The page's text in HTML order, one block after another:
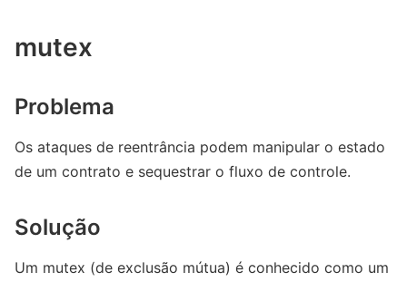
mutex
Problema
Os ataques de reentrância podem manipular o estado
de um contrato e sequestrar o fluxo de controle.
Solução
Um mutex (de exclusão mútua) é conhecido como um